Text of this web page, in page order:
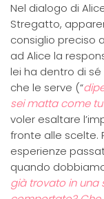
Nel dialogo di
Stregatto,
consiglio preciso
ad Alice la
lei ha dentro di
che le serve (“
sei matta come
voler esaltare
fronte alle scelte.
esperienze
quando
già trovato in una